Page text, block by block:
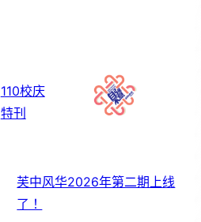
110校庆
特刊
芙中风华2026年第二期上线
了！